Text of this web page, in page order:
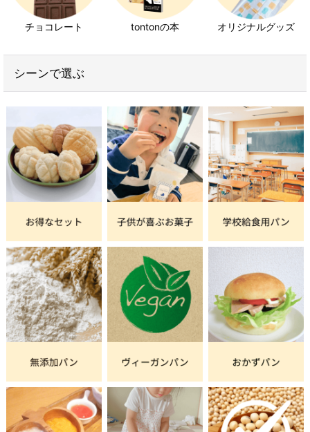
チョコレート tontonの本 オリジナルグッズ
シーンで選ぶ